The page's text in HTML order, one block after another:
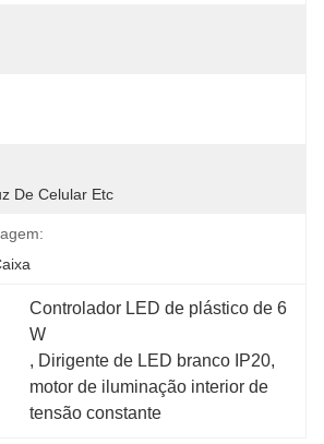
De Celular Etc
Controlador LED de plástico de 6
W
, Dirigente de LED branco IP20,
motor de iluminação interior de
tensão constante